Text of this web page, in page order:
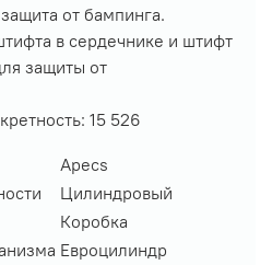
от бампинга.
в сердечнике и штифт
защиты от
15 526
Apecs
Цилиндровый
Коробка
Евроцилиндр